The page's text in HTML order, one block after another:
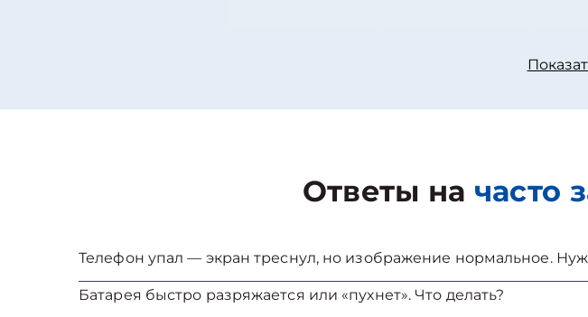
Ответы на часто
Телефон упал — экран треснул, но изображение нормальное.
Батарея быстро разряжается или «пухнет». Что делать?